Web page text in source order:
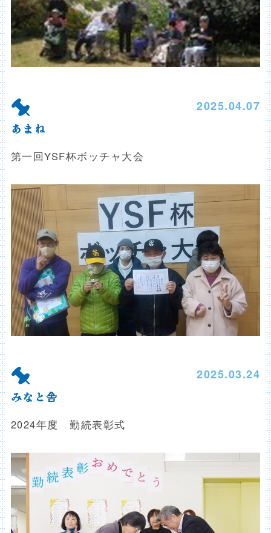
2025.04.07
あまね
第一回YSF杯ボッチャ大会
2025.03.24
みなと舎
2024年度 勤続表彰式